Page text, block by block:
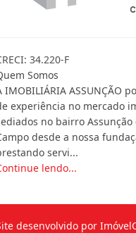
34.220-F
Somos
IMOBILIÁRIA ASSUNÇÃO
experiência no mercado
no bairro
desde a nossa
servi...
lendo...
desenvolvido por